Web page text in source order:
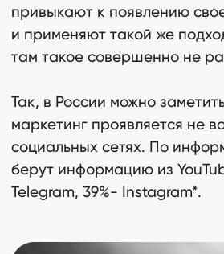
привыкают к появлению
и применяют такой же
там такое совершенно не
Так, в России можно
маркетинг проявляется не
социальных сетях. По
берут информацию из
Telegram, 39%- Instagram*.